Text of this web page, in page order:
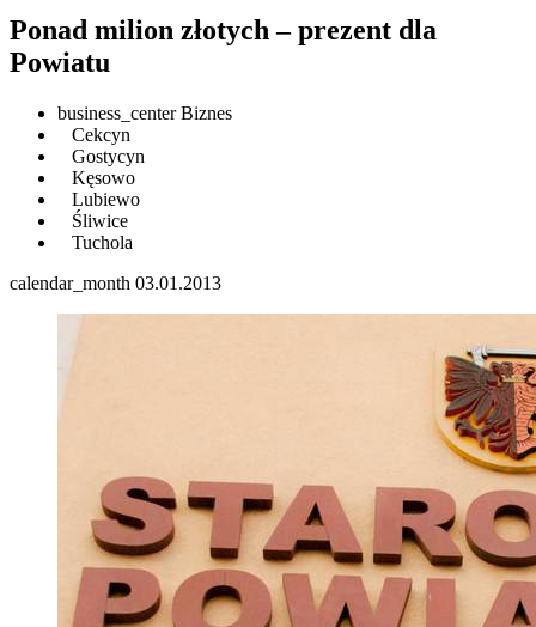
Ponad milion złotych – prezent dla
Powiatu
business_centerBiznes
Cekcyn
Gostycyn
Kęsowo
Lubiewo
Śliwice
Tuchola
calendar_month 03.01.2013